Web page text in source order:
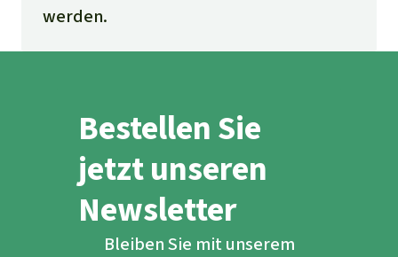
werden.
Bestellen Sie
jetzt unseren
Newsletter
Bleiben Sie mit unserem